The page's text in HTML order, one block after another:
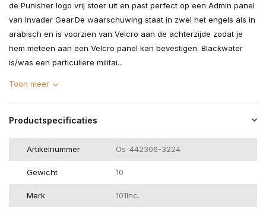
de Punisher logo vrij stoer uit en past perfect op een Admin panel
van Invader Gear.De waarschuwing staat in zwel het engels als in
arabisch en is voorzien van Velcro aan de achterzijde zodat je
hem meteen aan een Velcro panel kan bevestigen. Blackwater
is/was een particuliere militai...
Toon meer
Productspecificaties
Artikelnummer Os-442306-3224
Gewicht 10
Merk 101Inc.